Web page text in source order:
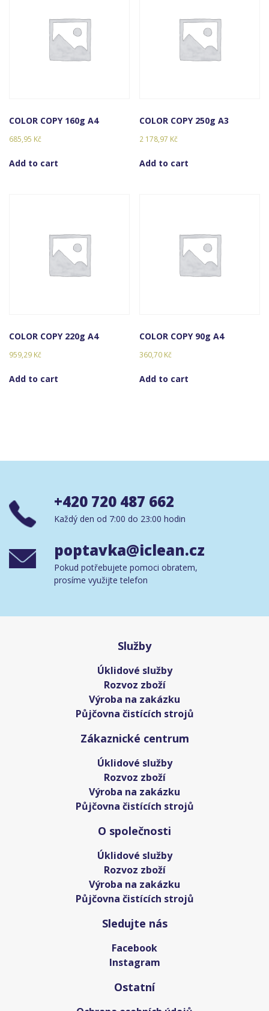
COLOR COPY 160g A4
685,95 Kč
Add to cart
COLOR COPY 250g A3
2 178,97 Kč
Add to cart
COLOR COPY 220g A4
959,29 Kč
Add to cart
COLOR COPY 90g A4
360,70 Kč
Add to cart
+420 720 487 662
Každý den od 7:00 do 23:00 hodin
poptavka@iclean.cz
Pokud potřebujete pomoci obratem,
prosíme využijte telefon
Služby
Úklidové služby
Rozvoz zboží
Výroba na zakázku
Půjčovna čistících strojů
Zákaznické centrum
Úklidové služby
Rozvoz zboží
Výroba na zakázku
Půjčovna čistících strojů
O společnosti
Úklidové služby
Rozvoz zboží
Výroba na zakázku
Půjčovna čistících strojů
Sledujte nás
Facebook
Instagram
Ostatní